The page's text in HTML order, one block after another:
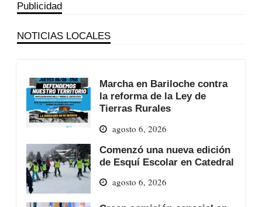
Publicidad
NOTICIAS LOCALES
Marcha en Bariloche contra
la reforma de la Ley de
Tierras Rurales
agosto 6, 2026
Comenzó una nueva edición
de Esquí Escolar en Catedral
agosto 6, 2026